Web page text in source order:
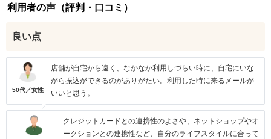
利用者の声（評判・口コミ）
良い点
50代／女性
店舗が自宅から遠く、なかなか利用しづらい時に、自宅にいな
がら振込ができるのがありがたい。利用した時に来るメールが
いいと思う。
クレジットカードとの連携性のよさや、ネットショップやオ
ークションとの連携性など、自分のライフスタイルに合って